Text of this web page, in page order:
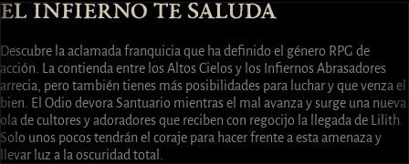
EL INFIERNO TE SALUDA
Descubre la aclamada franquicia que ha definido el género RPG de
acción. La contienda entre los Altos Cielos y los Infiernos Abrasadores
arrecia, pero también tienes más posibilidades para luchar y que venza el
bien. El Odio devora Santuario mientras el mal avanza y surge una nueva
ola de cultores y adoradores que reciben con regocijo la llegada de Lilith.
Solo unos pocos tendrán el coraje para hacer frente a esta amenaza y
llevar luz a la oscuridad total.